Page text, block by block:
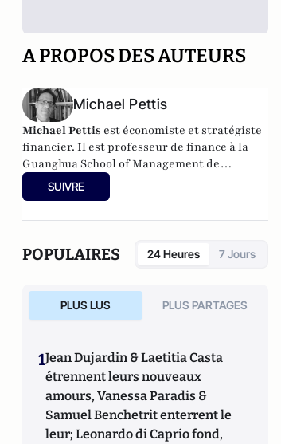
A PROPOS DES AUTEURS
Michael Pettis
Michael Pettis est économiste et stratégiste
financier. Il est professeur de finance à la
Guanghua School of Management de
l'Université de Pekin. Associé sénior du
Carnegie Endowment for International
Conflict, and the Perilous Road Ahead for
the World Economy
SUIVRE
POPULAIRES 24 Heures 7 Jours
PLUS LUS PLUS PARTAGES
1Jean Dujardin & Laetitia Casta
étrennent leurs nouveaux
amours, Vanessa Paradis &
Samuel Benchetrit enterrent le
leur; Leonardo di Caprio fond,